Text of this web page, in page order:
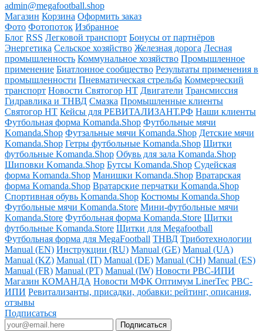
admin@megafootball.shop
Магазин Корзина Оформить заказ
Фото Фотопоток Избранное
Блог RSS Легковой транспорт Бонусы от партнёров
Энергетика Сельское хозяйство Железная дорога Лесная
промышленность Коммунальное хозяйство Промышленное
применение Биатлонное сообщество Результаты применения в
промышленности Пневматическая стрельба Коммерческий
транспорт Новости Святогор НТ Двигатели Трансмиссия
Гидравлика и ТНВД Смазка Промышленные клиенты
Святогор НТ Кейсы для РЕВИТАЛИЗАНТ.РФ Наши клиенты
Футбольная форма Komanda.Shop Футбольные мячи
Komanda.Shop Футзальные мячи Komanda.Shop Детские мячи
Komanda.Shop Гетры футбольные Komanda.Shop Щитки
футбольные Komanda.Shop Обувь для зала Komanda.Shop
Шиповки Komanda.Shop Бутсы Komanda.Shop Судейская
форма Komanda.Shop Манишки Komanda.Shop Вратарская
форма Komanda.Shop Вратарские перчатки Komanda.Shop
Спортивная обувь Komanda.Shop Костюмы Komanda.Shop
Футбольные мячи Komanda.Store Мини-футбольные мячи
Komanda.Store Футбольная форма Komanda.Store Щитки
футбольные Komanda.Store Щитки для Megafootball
Футбольная форма для MegaFootball ТНВД Триботехнологии
Manual (EN) Инструкции (RU) Manual (GE) Manual (UA)
Manual (KZ) Manual (IT) Manual (DE) Manual (CH) Manual (ES)
Manual (FR) Manual (PT) Manual (IW) Новости РВС-ИПИ
Магазин КОМАНДА Новости МФК Оптимум LinerTec РВС-
ИПИ Ревитализанты, присадки, добавки: рейтинг, описания,
отзывы
Подписаться